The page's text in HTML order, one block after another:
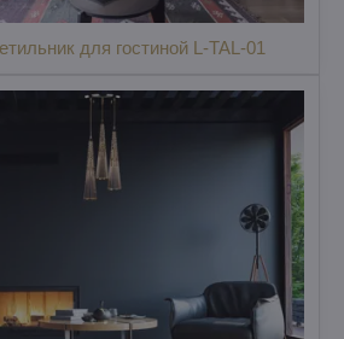
для гостиной L-TAL-01